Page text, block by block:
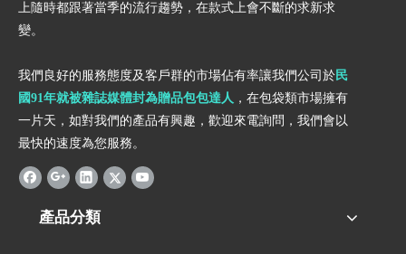
上隨時都跟著當季的流行趨勢，在款式上會不斷的求新求
變。
我們良好的服務態度及客戶群的市場佔有率讓我們公司於民
國91年就被雜誌媒體封為贈品包包達人 ，在包袋類市場擁有
一片天，如對我們的產品有興趣，歡迎來電詢問，我們會以
最快的速度為您服務。
產品分類